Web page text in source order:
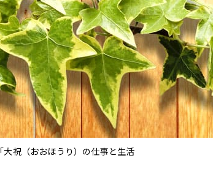
「大祝（おおほうり）の仕事と生活